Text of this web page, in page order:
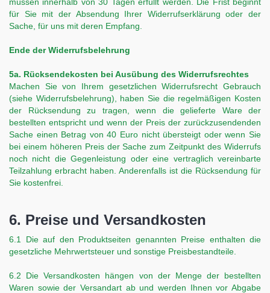
für Sie mit der Absendung Ihrer Widerrufserklärung oder der
Sache, für uns mit deren Empfang.
Ende der Widerrufsbelehrung
5a. Rücksendekosten bei Ausübung des Widerrufsrechtes
Machen Sie von Ihrem gesetzlichen Widerrufsrecht Gebrauch
(siehe Widerrufsbelehrung), haben Sie die regelmäßigen Kosten
der Rücksendung zu tragen, wenn die gelieferte Ware der
bestellten entspricht und wenn der Preis der zurückzusendenden
Sache einen Betrag von 40 Euro nicht übersteigt oder wenn Sie
bei einem höheren Preis der Sache zum Zeitpunkt des Widerrufs
noch nicht die Gegenleistung oder eine vertraglich vereinbarte
Teilzahlung erbracht haben. Anderenfalls ist die Rücksendung für
Sie kostenfrei.
6. Preise und Versandkosten
6.1 Die auf den Produktseiten genannten Preise enthalten die
gesetzliche Mehrwertsteuer und sonstige Preisbestandteile.
6.2 Die Versandkosten hängen von der Menge der bestellten
Waren sowie der Versandart ab und werden Ihnen vor Abgabe